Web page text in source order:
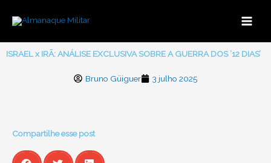
para
ISRAEL x IRÃ: ANÁLISE EXCLUSIVA SOBRE A GUERRA DOS ’12 DIAS’
Bruno Güiguer 3 julho 2025
Compartilhe esse post